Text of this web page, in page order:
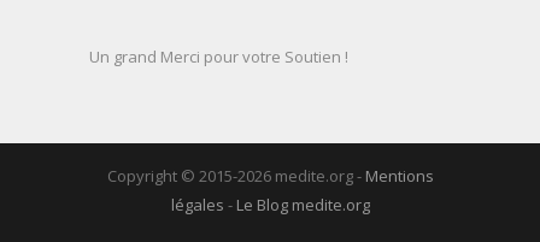
Un grand Merci pour votre Soutien !
Copyright © 2015-2026 medite.org - Mentions
légales - Le Blog medite.org